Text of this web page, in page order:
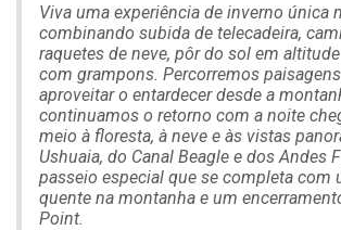
Viva uma experiência de inverno única
combinando subida de telecadeira,
raquetes de neve, pôr do sol em
com grampons. Percorremos
aproveitar o entardecer desde a
continuamos o retorno com a noite
meio à floresta, à neve e às vistas
Ushuaia, do Canal Beagle e dos Andes
passeio especial que se completa com
quente na montanha e um
Point.